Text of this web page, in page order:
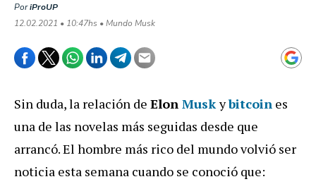
PoriProUP
12.02.2021 • 10:47hs • Mundo Musk
Sin duda, la relación de Elon Musk ybitcoin es
una de las novelas más seguidas desde que
arrancó. El hombre más rico del mundo volvió ser
noticia esta semana cuando se conoció que: